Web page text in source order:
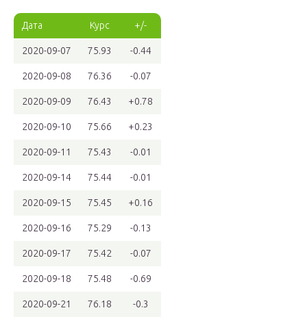
Дата Курс +/-
2020-09-07 75.93 -0.44
2020-09-08 76.36 -0.07
2020-09-09 76.43 +0.78
2020-09-10 75.66 +0.23
2020-09-11 75.43 -0.01
2020-09-14 75.44 -0.01
2020-09-15 75.45 +0.16
2020-09-16 75.29 -0.13
2020-09-17 75.42 -0.07
2020-09-18 75.48 -0.69
2020-09-21 76.18 -0.3